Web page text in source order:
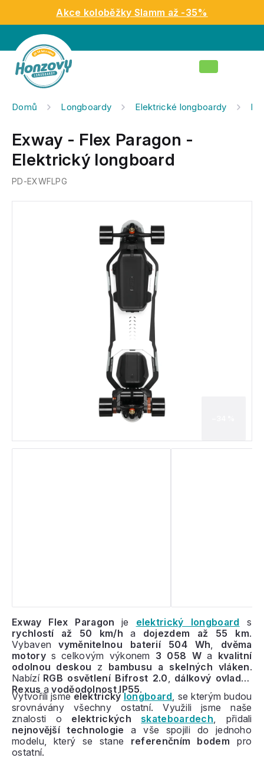
obsah
Akce koloběžky Slamm až -35%
Nákupní
Domů Longboardy Elektrické longboardy
Exway - Flex Paragon -
Elektrický longboard
PD-EXWFLPG
Exway Flex Paragon je elektrický longboard s
rychlostí až 50 km/h a dojezdem až 55 km.
Vybavenvyměnitelnou baterií 504 Wh, dvěma
motorys celkovým výkonem 3 058 Wa kvalitní
odolnou deskou z bambusu a skelných vláken.
Nabízí RGB osvětlení Bifrost 2.0, dálkový ovladač
Rexus avoděodolnost IP55.
Vytvořili jsmeelektrickýlongboard, se kterým budou
srovnávány všechny ostatní. Využili jsme naše
znalosti o elektrických skateboardech, přidali
nejnovější technologie a vše spojili do jednoho
modelu, který se stane referenčním bodem pro
ostatní.